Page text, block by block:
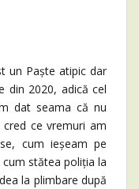
Paște atipic dar
din 2020, adică cel
dat seama că nu
ce vremuri am
cum ieșeam pe
stătea poliția la
la plimbare după